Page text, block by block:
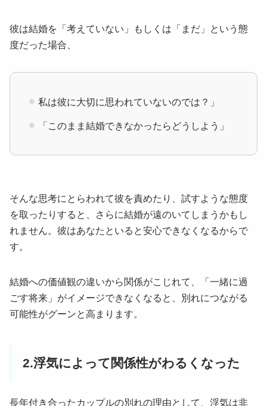
彼は結婚を「考えていない」もしくは「まだ」という態
度だった場合、
私は彼に大切に思われていないのでは？」
「このまま結婚できなかったらどうしよう」
そんな思考にとらわれて彼を責めたり、試すような態度
を取ったりすると、さらに結婚が遠のいてしまうかもし
れません。彼はあなたといると安心できなくなるからで
す。
結婚への価値観の違いから関係がこじれて、「一緒に過
ごす将来」がイメージできなくなると、別れにつながる
可能性がグーンと高まります。
2.浮気によって関係性がわるくなった
長年付き合ったカップルの別れの理由として、浮気は非